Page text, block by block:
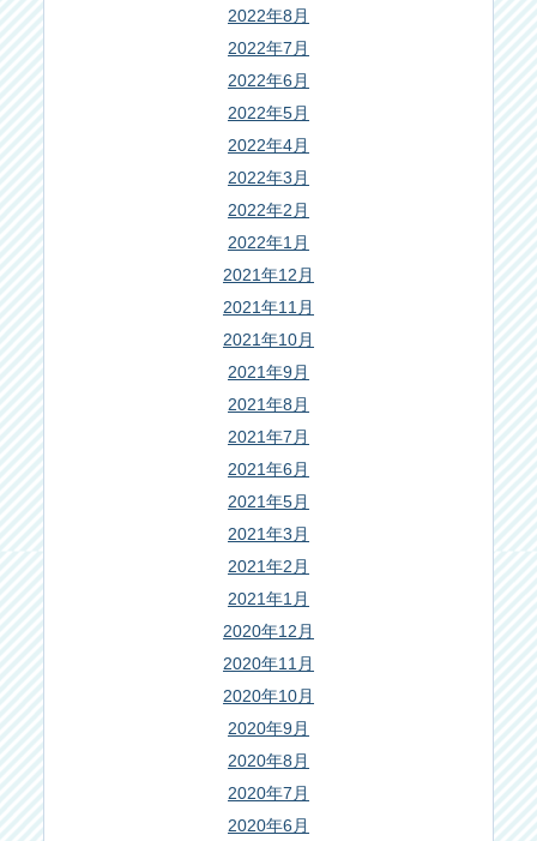
2022年8月
2022年7月
2022年6月
2022年5月
2022年4月
2022年3月
2022年2月
2022年1月
2021年12月
2021年11月
2021年10月
2021年9月
2021年8月
2021年7月
2021年6月
2021年5月
2021年3月
2021年2月
2021年1月
2020年12月
2020年11月
2020年10月
2020年9月
2020年8月
2020年7月
2020年6月